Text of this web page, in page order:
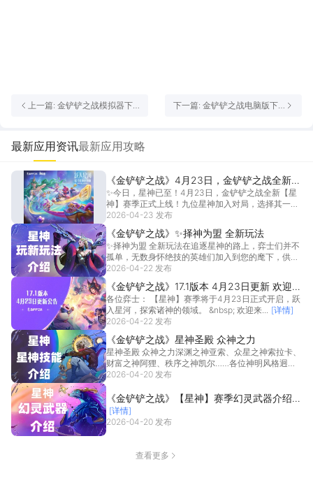
上一篇: 金铲铲之战模拟器下
下一篇: 金铲铲之战电脑版下
最新应用资讯最新应用攻略
《金铲铲之战》4月23日，金铲铲之战全新
【星神】赛季正式上线！
✨今日，星神已至！4月23日，金铲铲之战全新【星
神】赛季正式上线！九位星神加入对局，选择其一，
与其结... [详情]
2026-04-23 发布
《金铲铲之战》✨择神为盟 全新玩法
✨择神为盟 全新玩法在追逐星神的路上，弈士们并不
孤单，无数身怀绝技的英雄们加入到您的麾下，供您
调遣。... [详情]
2026-04-22 发布
《金铲铲之战》17.1版本 4月23日更新 欢迎来
到【星神】
​​各位弈士： 【星神】赛季将于4月23日正式开启，跃
入星河，探索诸神的领域。 &nbsp; 欢迎来... [详情]
2026-04-22 发布
《金铲铲之战》星神圣殿 众神之力
星神圣殿 众神之力深渊之神亚索、众星之神索拉卡、
财富之神阿狸、秩序之神凯尔……各位神明风格迥
异，有些... [详情]
2026-04-20 发布
《金铲铲之战》【星神】赛季幻灵武器介绍来
袭~
[详情]
2026-04-20 发布
查看更多